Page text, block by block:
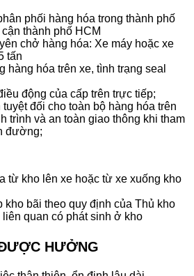
phối hàng hóa trong thành phố
thành phố HCM
chở hàng hóa: Xe máy hoặc xe
tấn
hàng hóa trên xe, tình trạng seal
động của cấp trên trực tiếp;
đối cho toàn bộ hàng hóa trên
trình và an toàn giao thông khi tham
đường;
từ kho lên xe hoặc từ xe xuống kho
kho bãi theo quy định của Thủ kho
quan có phát sinh ở kho
HƯỞNG